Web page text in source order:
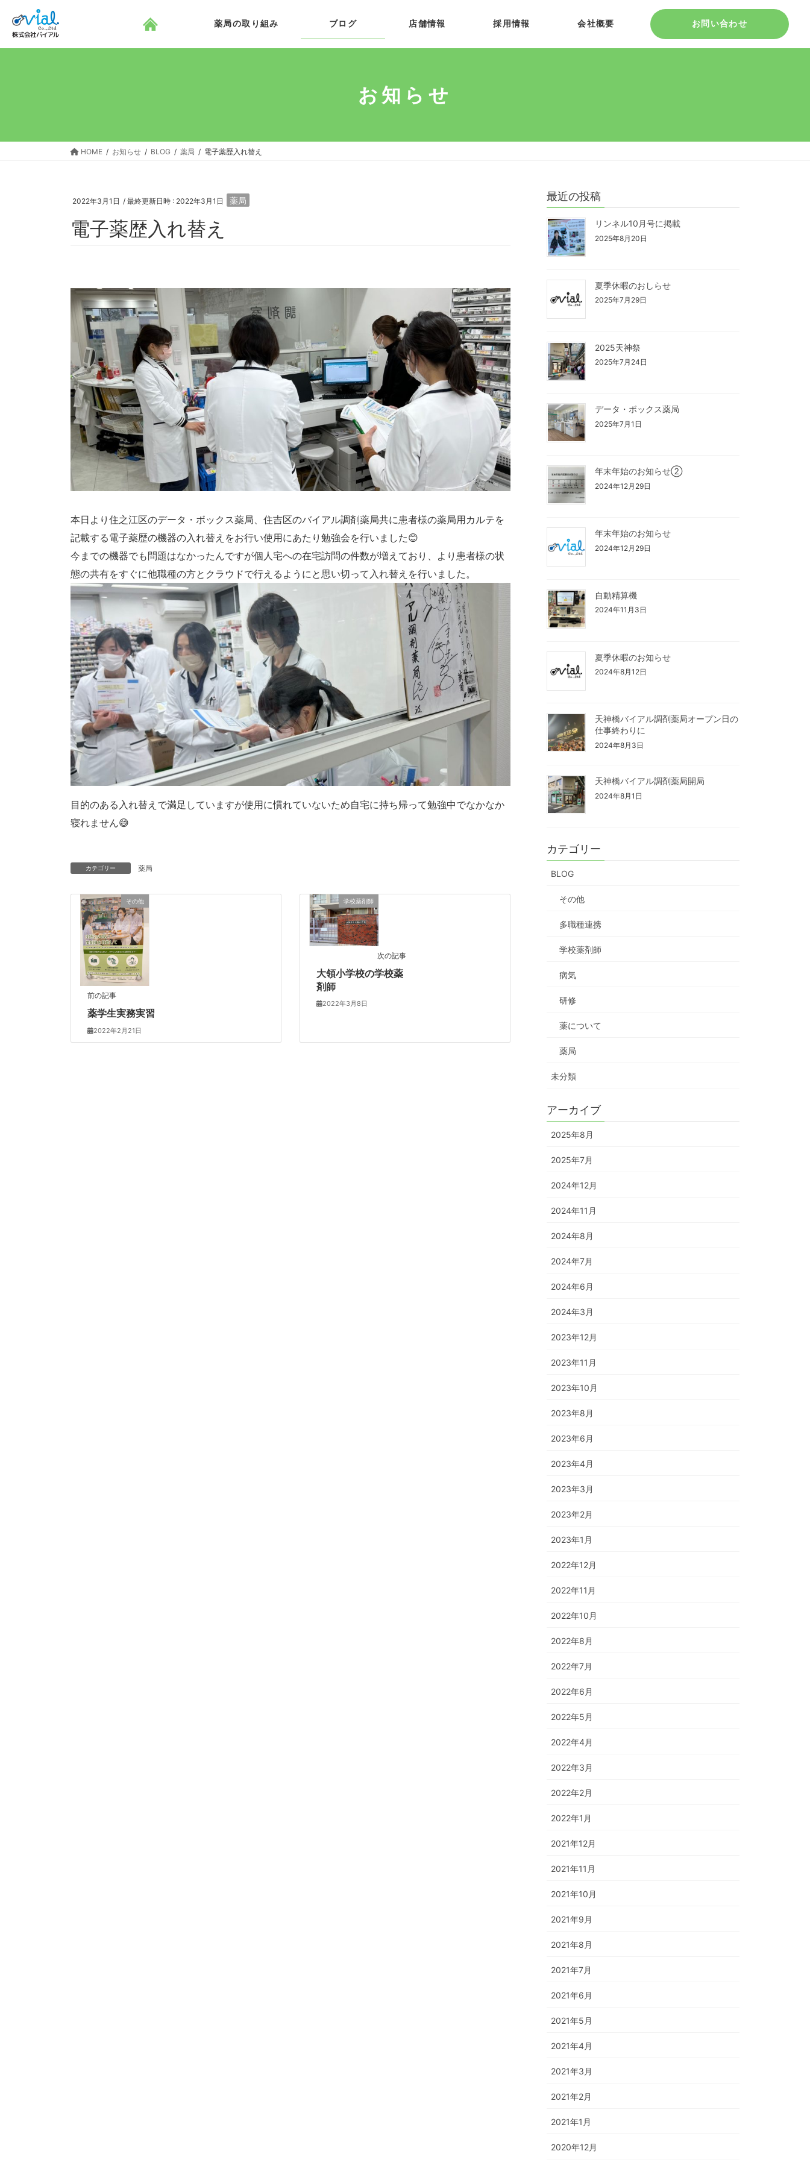
ン
プ
ー
動
薬局の取り組み ブログ 店舗情報 採用情報 会社概要 お問い合わせ
お知らせ
HOME お知らせ BLOG 薬局 電子薬歴入れ替え
2022年3月1日 / 最終更新日時 : 2022年3月1日 薬局
電子薬歴入れ替え
本日より住之江区のデータ・ボックス薬局、住吉区のバイアル調剤薬局共に患者様の薬局用カルテを
記載する電子薬歴の機器の入れ替えをお行い使用にあたり勉強会を行いました😊
今までの機器でも問題はなかったんですが個人宅への在宅訪問の件数が増えており、より患者様の状
態の共有をすぐに他職種の方とクラウドで行えるようにと思い切って入れ替えを行いました。
目的のある入れ替えで満足していますが使用に慣れていないため自宅に持ち帰って勉強中でなかなか
寝れません😅
カテゴリー 薬局
その他
前の記事
薬学生実務実習
2022年2月21日
学校薬剤師
次の記事
大領小学校の学校薬
剤師
2022年3月8日
最近の投稿
リンネル10月号に掲載
2025年8月20日
夏季休暇のおしらせ
2025年7月29日
2025天神祭
2025年7月24日
データ・ボックス薬局
2025年7月1日
年末年始のお知らせ②
2024年12月29日
年末年始のお知らせ
2024年12月29日
自動精算機
2024年11月3日
夏季休暇のお知らせ
2024年8月12日
天神橋バイアル調剤薬局オープン日の
仕事終わりに
2024年8月3日
天神橋バイアル調剤薬局開局
2024年8月1日
カテゴリー
BLOG
その他
多職種連携
学校薬剤師
病気
研修
薬について
薬局
未分類
アーカイブ
2025年8月
2025年7月
2024年12月
2024年11月
2024年8月
2024年7月
2024年6月
2024年3月
2023年12月
2023年11月
2023年10月
2023年8月
2023年6月
2023年4月
2023年3月
2023年2月
2023年1月
2022年12月
2022年11月
2022年10月
2022年8月
2022年7月
2022年6月
2022年5月
2022年4月
2022年3月
2022年2月
2022年1月
2021年12月
2021年11月
2021年10月
2021年9月
2021年8月
2021年7月
2021年6月
2021年5月
2021年4月
2021年3月
2021年2月
2021年1月
2020年12月